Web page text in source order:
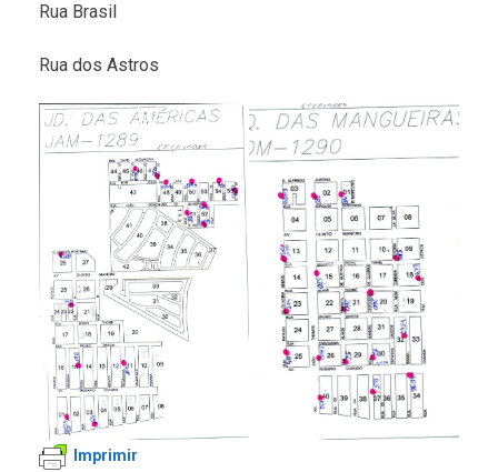
Rua Brasil
Rua dos Astros
Imprimir